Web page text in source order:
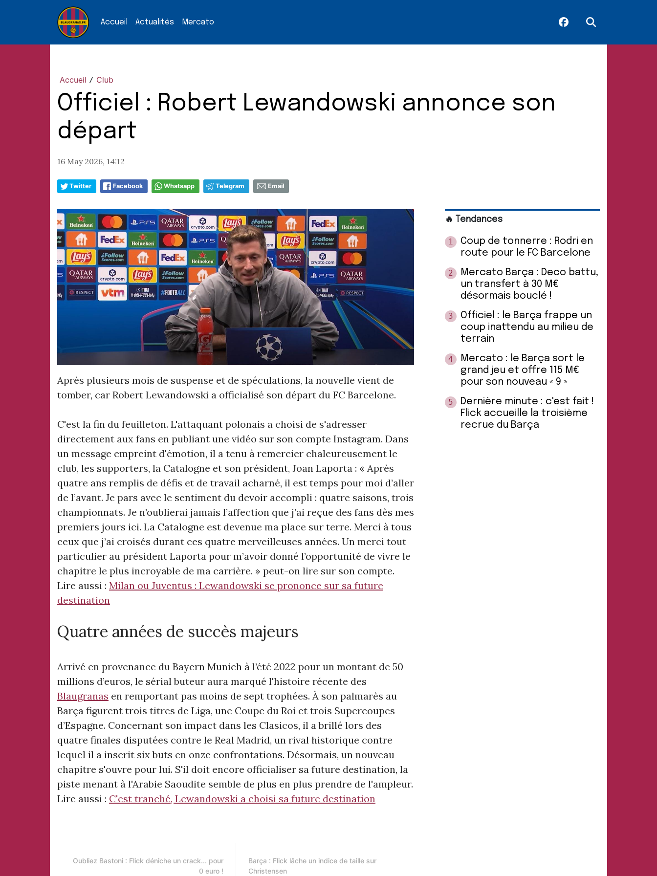
Accueil Actualités Mercato
Accueil / Club
Officiel : Robert Lewandowski annonce son
départ
16 May 2026, 14:12
Twitter Facebook Whatsapp Telegram Email
Après plusieurs mois de suspense et de spéculations, la nouvelle vient de
tomber, car Robert Lewandowski a officialisé son départ du FC Barcelone.
C'est la fin du feuilleton. L'attaquant polonais a choisi de s'adresser
directement aux fans en publiant une vidéo sur son compte Instagram. Dans
un message empreint d'émotion, il a tenu à remercier chaleureusement le
club, les supporters, la Catalogne et son président, Joan Laporta : « Après
quatre ans remplis de défis et de travail acharné, il est temps pour moi d’aller
de l’avant. Je pars avec le sentiment du devoir accompli : quatre saisons, trois
championnats. Je n’oublierai jamais l’affection que j’ai reçue des fans dès mes
premiers jours ici. La Catalogne est devenue ma place sur terre. Merci à tous
ceux que j’ai croisés durant ces quatre merveilleuses années. Un merci tout
particulier au président Laporta pour m’avoir donné l’opportunité de vivre le
chapitre le plus incroyable de ma carrière. » peut-on lire sur son compte.
Lire aussi : Milan ou Juventus : Lewandowski se prononce sur sa future
destination
Quatre années de succès majeurs
Arrivé en provenance du Bayern Munich à l’été 2022 pour un montant de 50
millions d’euros, le sérial buteur aura marqué l'histoire récente des
Blaugranas en remportant pas moins de sept trophées. À son palmarès au
Barça figurent trois titres de Liga, une Coupe du Roi et trois Supercoupes
d’Espagne. Concernant son impact dans les Clasicos, il a brillé lors des
quatre finales disputées contre le Real Madrid, un rival historique contre
lequel il a inscrit six buts en onze confrontations. Désormais, un nouveau
chapitre s'ouvre pour lui. S'il doit encore officialiser sa future destination, la
piste menant à l'Arabie Saoudite semble de plus en plus prendre de l'ampleur.
Lire aussi : C'est tranché, Lewandowski a choisi sa future destination
Oubliez Bastoni : Flick déniche un crack... pour
0 euro !
Barça : Flick lâche un indice de taille sur
Christensen
🔥 Tendances
1
Coup de tonnerre : Rodri en
route pour le FC Barcelone
2
Mercato Barça : Deco battu,
un transfert à 30 M€
désormais bouclé !
3
Officiel : le Barça frappe un
coup inattendu au milieu de
terrain
4
Mercato : le Barça sort le
grand jeu et offre 115 M€
pour son nouveau « 9 »
5
Dernière minute : c'est fait !
Flick accueille la troisième
recrue du Barça